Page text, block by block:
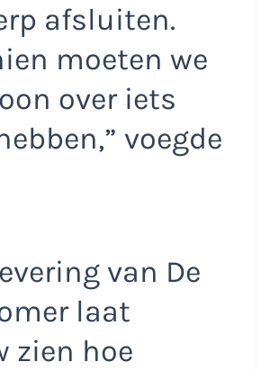
afsluiten.
moeten we
over iets
voegde
van De
laat
zien hoe